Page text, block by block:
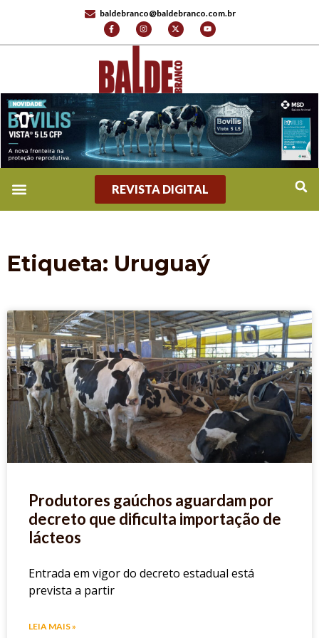
baldebranco@baldebranco.com.br
REVISTA DIGITAL
Etiqueta: Uruguaý
Produtores gaúchos aguardam por
decreto que dificulta importação de
lácteos
Entrada em vigor do decreto estadual está
prevista a partir
LEIA MAIS »